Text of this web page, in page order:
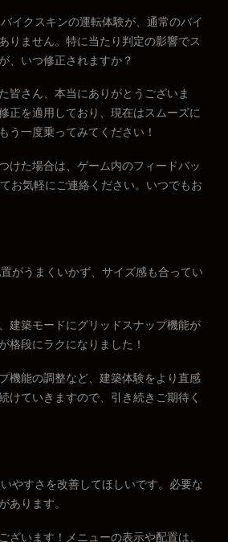
イクスキンの運転体験が、通常のバイ
りません。特に当たり判定の影響でス
、いつ修正されますか？
皆さん、本当にありがとうございま
正を適用しており、現在はスムーズに
う一度乗ってみてください！
けた場合は、ゲーム内のフィードバッ
お気軽にご連絡ください。いつでもお
がうまくいかず、サイズ感も合ってい
建築モードにグリッドスナップ機能が
格段にラクになりました！
機能の調整など、建築体験をより直感
けていきますので、引き続きご期待く
やすさを改善してほしいです。必要な
あります。
ざいます！メニューの表示や配置は、